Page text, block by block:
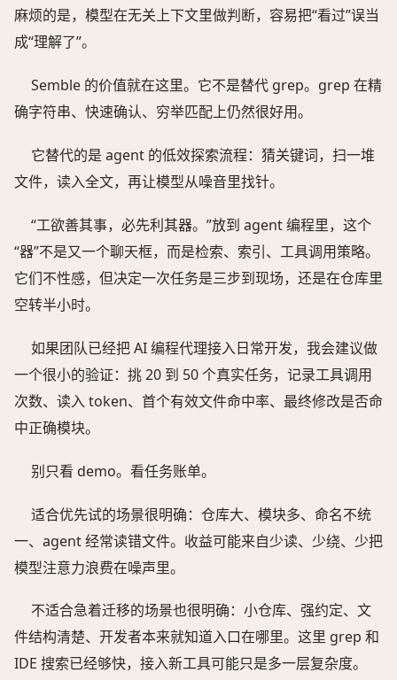
麻烦的是，模型在无关上下文里做判断，容易把“看过”误当
成“理解了”。
Semble 的价值就在这里。它不是替代 grep。grep 在精
确字符串、快速确认、穷举匹配上仍然很好用。
它替代的是 agent 的低效探索流程：猜关键词，扫一堆
文件，读入全文，再让模型从噪音里找针。
“工欲善其事，必先利其器。”放到 agent 编程里，这个
“器”不是又一个聊天框，而是检索、索引、工具调用策略。
它们不性感，但决定一次任务是三步到现场，还是在仓库里
空转半小时。
如果团队已经把 AI 编程代理接入日常开发，我会建议做
一个很小的验证：挑 20 到 50 个真实任务，记录工具调用
次数、读入 token、首个有效文件命中率、最终修改是否命
中正确模块。
别只看 demo。看任务账单。
适合优先试的场景很明确：仓库大、模块多、命名不统
一、agent 经常读错文件。收益可能来自少读、少绕、少把
模型注意力浪费在噪声里。
不适合急着迁移的场景也很明确：小仓库、强约定、文
件结构清楚、开发者本来就知道入口在哪里。这里 grep 和
IDE 搜索已经够快，接入新工具可能只是多一层复杂度。